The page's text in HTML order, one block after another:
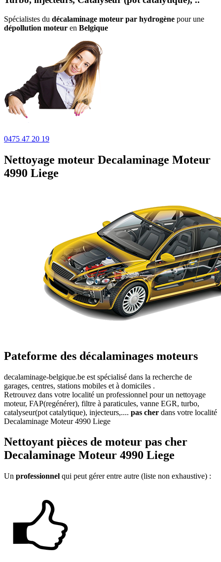
Spécialistes du décalaminage moteur par hydrogène pour une
dépollution moteur en Belgique
0475 47 20 19
Nettoyage moteur Decalaminage Moteur
4990 Liege
Pateforme des décalaminages moteurs
decalaminage-belgique.be est spécialisé dans la recherche de
garages, centres, stations mobiles et à domiciles .
Retrouvez dans votre localité un professionnel pour un nettoyage
moteur, FAP(regénérer), filtre à paraticules, vanne EGR, turbo,
catalyseur(pot catalytique), injecteurs,.... pas cher dans votre localité
Decalaminage Moteur 4990 Liege
Nettoyant pièces de moteur pas cher
Decalaminage Moteur 4990 Liege
Un professionnel qui peut gérer entre autre (liste non exhaustive) :